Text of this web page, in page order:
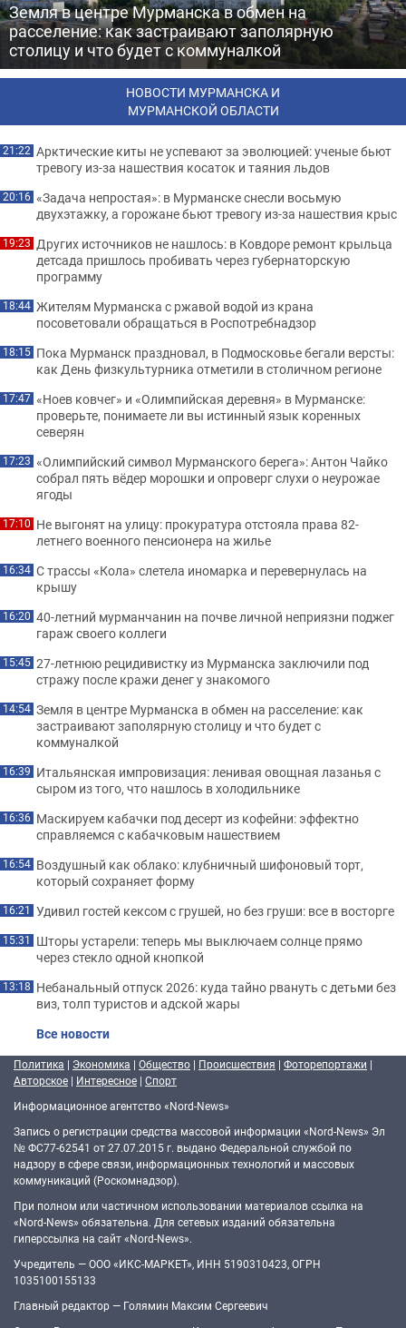
Земля в центре Мурманска в обмен на
расселение: как застраивают заполярную
столицу и что будет с коммуналкой
НОВОСТИ МУРМАНСКА И
МУРМАНСКОЙ ОБЛАСТИ
21:22 Арктические киты не успевают за эволюцией: ученые бьют
тревогу из-за нашествия косаток и таяния льдов
20:16 «Задача непростая»: в Мурманске снесли восьмую
двухэтажку, а горожане бьют тревогу из-за нашествия крыс
19:23 Других источников не нашлось: в Ковдоре ремонт крыльца
детсада пришлось пробивать через губернаторскую
программу
18:44 Жителям Мурманска с ржавой водой из крана
посоветовали обращаться в Роспотребнадзор
18:15 Пока Мурманск праздновал, в Подмосковье бегали версты:
как День физкультурника отметили в столичном регионе
17:47 «Ноев ковчег» и «Олимпийская деревня» в Мурманске:
проверьте, понимаете ли вы истинный язык коренных
северян
17:23 «Олимпийский символ Мурманского берега»: Антон Чайко
собрал пять вёдер морошки и опроверг слухи о неурожае
ягоды
17:10 Не выгонят на улицу: прокуратура отстояла права 82-
летнего военного пенсионера на жилье
16:34 С трассы «Кола» слетела иномарка и перевернулась на
крышу
16:20 40-летний мурманчанин на почве личной неприязни поджег
гараж своего коллеги
15:45 27-летнюю рецидивистку из Мурманска заключили под
стражу после кражи денег у знакомого
14:54 Земля в центре Мурманска в обмен на расселение: как
застраивают заполярную столицу и что будет с
коммуналкой
16:39 Итальянская импровизация: ленивая овощная лазанья с
сыром из того, что нашлось в холодильнике
16:36 Маскируем кабачки под десерт из кофейни: эффектно
справляемся с кабачковым нашествием
16:54 Воздушный как облако: клубничный шифоновый торт,
который сохраняет форму
16:21 Удивил гостей кексом с грушей, но без груши: все в восторге
15:31 Шторы устарели: теперь мы выключаем солнце прямо
через стекло одной кнопкой
13:18 Небанальный отпуск 2026: куда тайно рвануть с детьми без
виз, толп туристов и адской жары
Все новости
Политика | Экономика | Общество | Происшествия | Фоторепортажи |
Авторское | Интересное | Спорт
Информационное агентство «Nord-News»
Запись о регистрации средства массовой информации «Nord-News» Эл
№ ФС77-62541 от 27.07.2015 г. выдано Федеральной службой по
надзору в сфере связи, информационных технологий и массовых
коммуникаций (Роскомнадзор).
При полном или частичном использовании материалов ссылка на
«Nord-News» обязательна. Для сетевых изданий обязательна
гиперссылка на сайт «Nord-News».
Учредитель — ООО «ИКС-МАРКЕТ», ИНН 5190310423, ОГРН
1035100155133
Главный редактор — Голямин Максим Сергеевич